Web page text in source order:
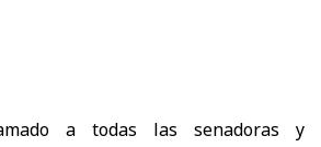
a todas las senadoras y